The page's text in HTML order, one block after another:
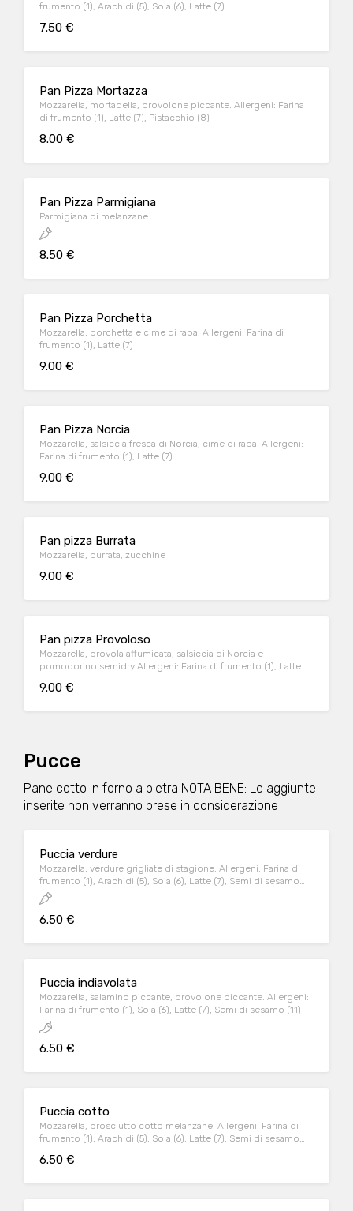
frumento (1), Arachidi (5), Soia (6), Latte (7)
7.50 €
Pan Pizza Mortazza
Mozzarella, mortadella, provolone piccante. Allergeni: Farina
di frumento (1), Latte (7), Pistacchio (8)
8.00 €
Pan Pizza Parmigiana
Parmigiana di melanzane
8.50 €
Pan Pizza Porchetta
Mozzarella, porchetta e cime di rapa. Allergeni: Farina di
frumento (1), Latte (7)
9.00 €
Pan Pizza Norcia
Mozzarella, salsiccia fresca di Norcia, cime di rapa. Allergeni:
Farina di frumento (1), Latte (7)
9.00 €
Pan pizza Burrata
Mozzarella, burrata, zucchine
9.00 €
Pan pizza Provoloso
Mozzarella, provola affumicata, salsiccia di Norcia e
pomodorino semidry Allergeni: Farina di frumento (1), Latte
9.00 €
Pucce
Pane cotto in forno a pietra NOTA BENE: Le aggiunte
inserite non verranno prese in considerazione
Puccia verdure
Mozzarella, verdure grigliate di stagione. Allergeni: Farina di
frumento (1), Arachidi (5), Soia (6), Latte (7), Semi di sesamo
(11)
6.50 €
Puccia indiavolata
Mozzarella, salamino piccante, provolone piccante. Allergeni:
Farina di frumento (1), Soia (6), Latte (7), Semi di sesamo (11)
6.50 €
Puccia cotto
Mozzarella, prosciutto cotto melanzane. Allergeni: Farina di
frumento (1), Arachidi (5), Soia (6), Latte (7), Semi di sesamo
6.50 €